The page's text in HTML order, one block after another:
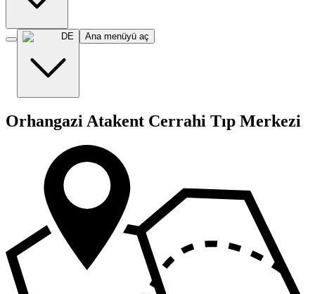
DE Ana menüyü aç
Orhangazi Atakent Cerrahi Tıp Merkezi